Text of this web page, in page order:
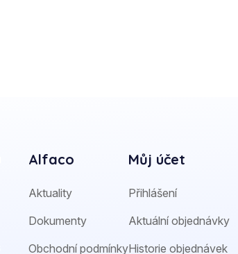
Alfaco
Aktuality
Dokumenty
Obchodní podmínky
Můj účet
Přihlášení
Aktuální objednávky
Historie objednávek